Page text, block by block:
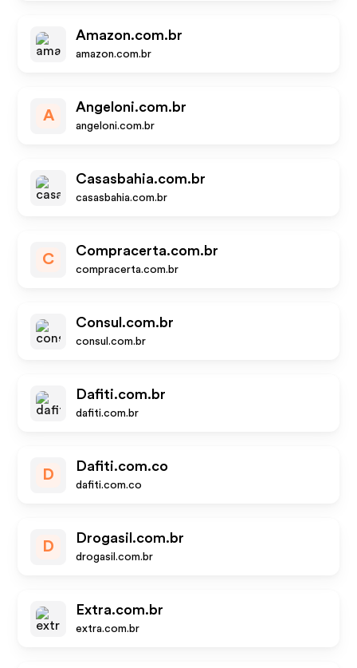
Amazon.com.br
amazon.com.br
A
Angeloni.com.br
angeloni.com.br
Casasbahia.com.br
casasbahia.com.br
C
Compracerta.com.br
compracerta.com.br
Consul.com.br
consul.com.br
Dafiti.com.br
dafiti.com.br
D
Dafiti.com.co
dafiti.com.co
D
Drogasil.com.br
drogasil.com.br
Extra.com.br
extra.com.br